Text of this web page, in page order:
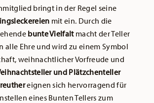
bringt in der Regel seine
mit ein. Durch die
bunte Vielfaltmacht der Teller
alle Ehre und wird zu einem Symbol
weihnachtlicher Vorfreude und
und Plätzchenteller
eignen sich hervorragend für
eines Bunten Tellers zum